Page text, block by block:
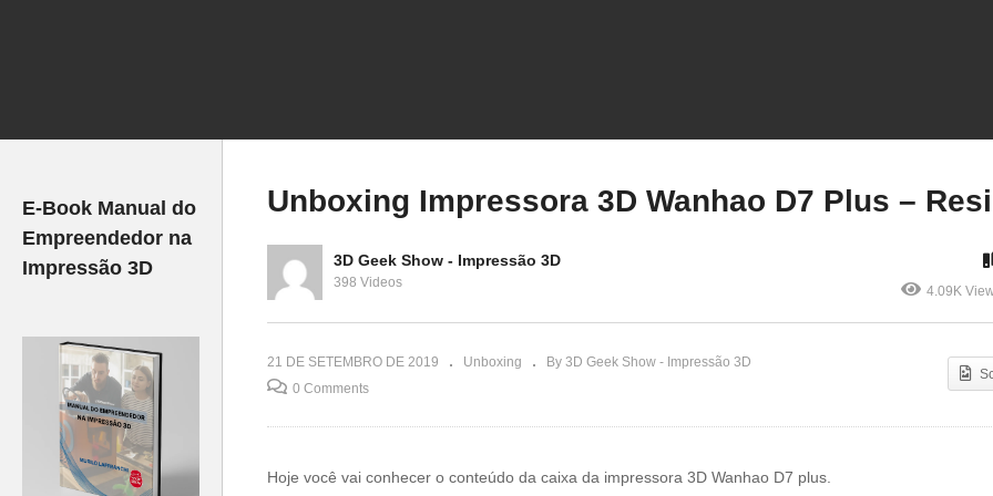
(Imprime
Unboxing Impressora 3D
Unboxing Impressora 3D
Unboxing Impressora 3D
E-Book Manual do
Empreendedor na
Impressão 3D
Unboxing Impressora 3D Wanhao D7 Plus –
3D Geek Show - Impressão 3D
398 Videos
4.09K
21 DE SETEMBRO DE 2019 Unboxing
By 3D Geek Show - Impressão 3D
0 Comments
Hoje você vai conhecer o conteúdo da caixa da impressora 3D Wanhao D7 plus.